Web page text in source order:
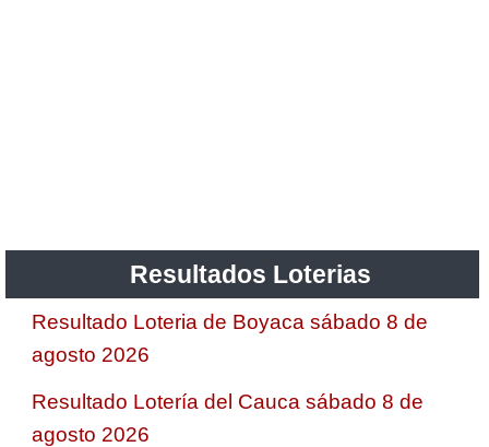
Resultados Loterias
Resultado Loteria de Boyaca sábado 8 de
agosto 2026
Resultado Lotería del Cauca sábado 8 de
agosto 2026